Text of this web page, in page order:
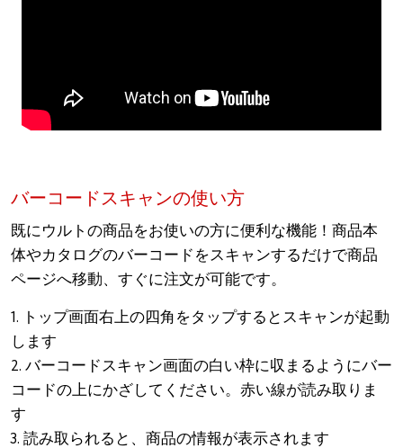
バーコードスキャンの使い方
既にウルトの商品をお使いの方に便利な機能！商品本
体やカタログのバーコードをスキャンするだけで商品
ページへ移動、すぐに注文が可能です。
1. トップ画面右上の四角をタップするとスキャンが起動
します
2. バーコードスキャン画面の白い枠に収まるようにバー
コードの上にかざしてください。赤い線が読み取りま
す
3. 読み取られると、商品の情報が表示されます